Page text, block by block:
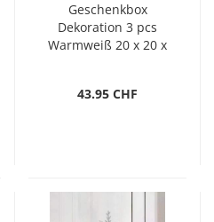
Geschenkbox
Dekoration 3 pcs
Warmweiß 20 x 20 x
43.95 CHF